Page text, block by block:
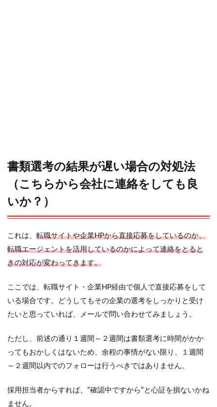
書類選考の結果が遅い場合の対処法
（こちらから会社に連絡をしても良
いか？）
これは、 転職サイトや企業HPから直接応募をしているのか、
転職エージェントを活用しているのかによって連絡をとると
きの対応が変わってきます。
ここでは、転職サイト・企業HP経由で個人で直接応募をして
いる場合です。どうしてもその企業の選考をしっかりと受け
たいと思っていれば、メールで問い合わせてみましょう。
ただし、前述の通り１週間～２週間は書類選考に時間がかか
ってもおかしくはないため、余程の事情がない限り、１週間
～２週間以内でのフォローは行うべきではありません。
採用担当者からすれば、”確認中ですから”と心証を損ないかね
ません。